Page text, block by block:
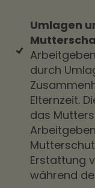
Umlagen
durch
Elternzeit.
das
Erstattung
während